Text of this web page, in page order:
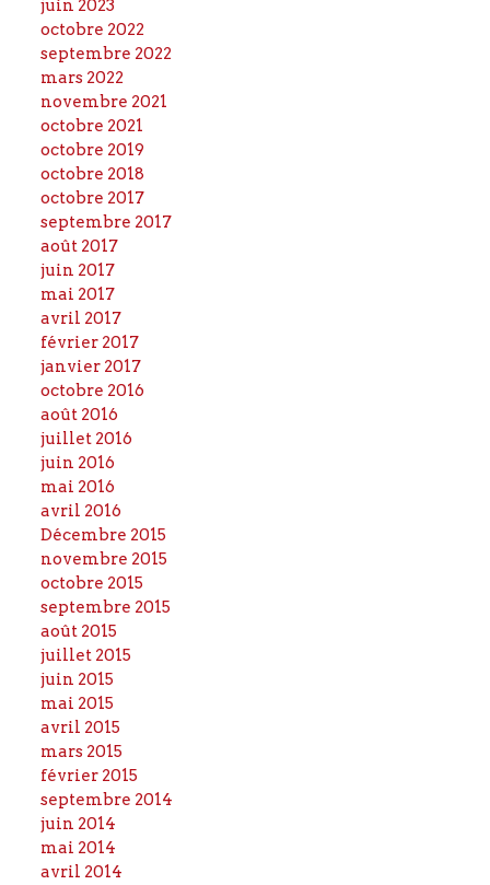
juin 2023
octobre 2022
septembre 2022
mars 2022
novembre 2021
octobre 2021
octobre 2019
octobre 2018
octobre 2017
septembre 2017
août 2017
juin 2017
mai 2017
avril 2017
février 2017
janvier 2017
octobre 2016
août 2016
juillet 2016
juin 2016
mai 2016
avril 2016
Décembre 2015
novembre 2015
octobre 2015
septembre 2015
août 2015
juillet 2015
juin 2015
mai 2015
avril 2015
mars 2015
février 2015
septembre 2014
juin 2014
mai 2014
avril 2014